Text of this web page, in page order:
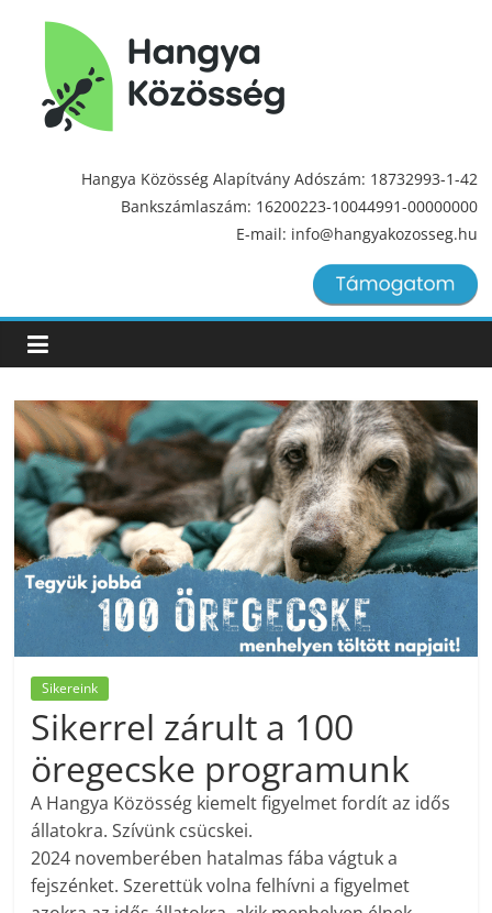
Hangya
Közösség
Hangya Közösség Alapítvány Adószám: 18732993-1-42
Bankszámlaszám: 16200223-10044991-00000000
E-mail: info@hangyakozosseg.hu
Sikereink
Sikerrel zárult a 100
öregecske programunk
A Hangya Közösség kiemelt figyelmet fordít az idős
állatokra. Szívünk csücskei.
2024 novemberében hatalmas fába vágtuk a
fejszénket. Szerettük volna felhívni a figyelmet